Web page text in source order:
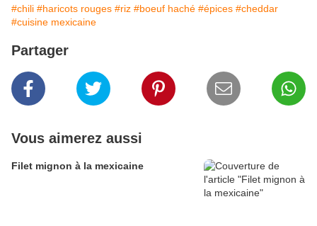
#chili #haricots rouges #riz #boeuf haché #épices #cheddar
#cuisine mexicaine
Partager
Vous aimerez aussi
Filet mignon à la mexicaine